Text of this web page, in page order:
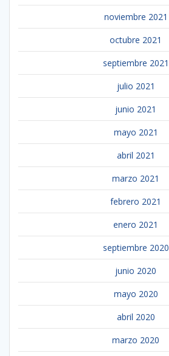
noviembre 2021
octubre 2021
septiembre 2021
julio 2021
junio 2021
mayo 2021
abril 2021
marzo 2021
febrero 2021
enero 2021
septiembre 2020
junio 2020
mayo 2020
abril 2020
marzo 2020